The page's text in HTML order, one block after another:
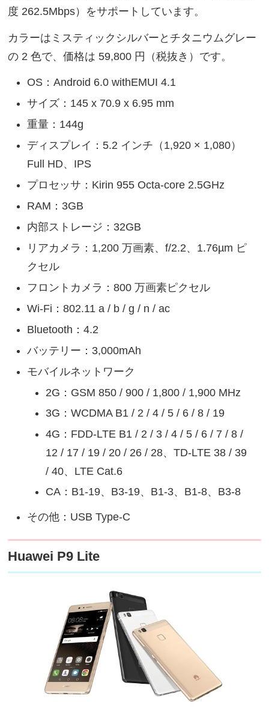
度 262.5Mbps）をサポートしています。
カラーはミスティックシルバーとチタニウムグレー
の 2 色で、価格は 59,800 円（税抜き）です。
OS：Android 6.0 withEMUI 4.1
サイズ：145 x 70.9 x 6.95 mm
重量：144g
ディスプレイ：5.2 インチ（1,920 × 1,080）
Full HD、IPS
プロセッサ：Kirin 955 Octa-core 2.5GHz
RAM：3GB
内部ストレージ：32GB
リアカメラ：1,200 万画素、f/2.2、1.76µm ピ
クセル
フロントカメラ：800 万画素ピクセル
Wi-Fi：802.11 a / b / g / n / ac
Bluetooth：4.2
バッテリー：3,000mAh
モバイルネットワーク
2G：GSM 850 / 900 / 1,800 / 1,900 MHz
3G：WCDMA B1 / 2 / 4 / 5 / 6 / 8 / 19
4G：FDD-LTE B1 / 2 / 3 / 4 / 5 / 6 / 7 / 8 /
12 / 17 / 19 / 20 / 26 / 28、TD-LTE 38 / 39
/ 40、LTE Cat.6
CA：B1-19、B3-19、B1-3、B1-8、B3-8
その他：USB Type-C
Huawei P9 Lite